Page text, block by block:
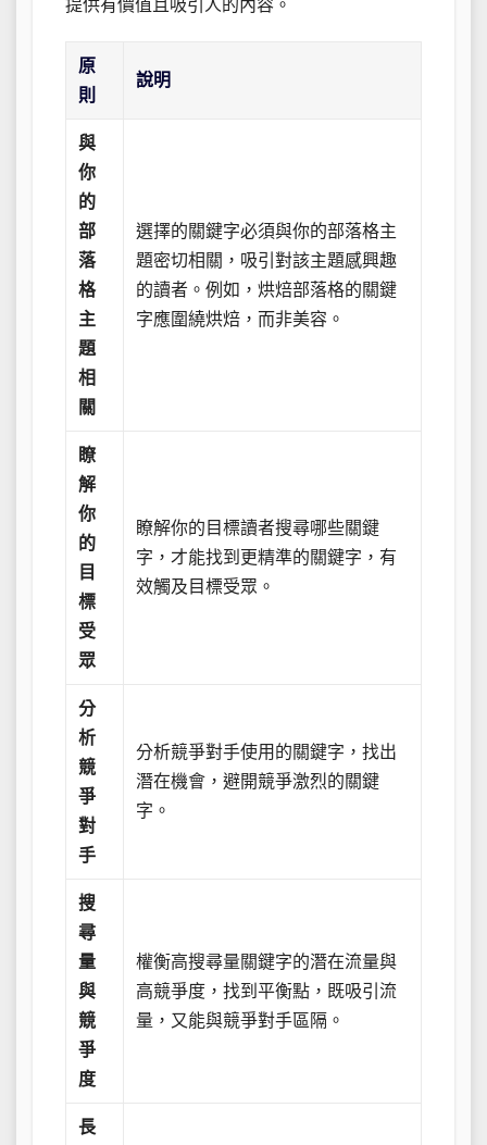
提供有價值且吸引人的內容。
原
則
說明
與
你
的
部
落
格
主
題
相
關
選擇的關鍵字必須與你的部落格主
題密切相關，吸引對該主題感興趣
的讀者。例如，烘焙部落格的關鍵
字應圍繞烘焙，而非美容。
瞭
解
你
的
目
標
受
眾
瞭解你的目標讀者搜尋哪些關鍵
字，才能找到更精準的關鍵字，有
效觸及目標受眾。
分
析
競
爭
對
手
分析競爭對手使用的關鍵字，找出
潛在機會，避開競爭激烈的關鍵
字。
搜
尋
量
與
競
爭
度
權衡高搜尋量關鍵字的潛在流量與
高競爭度，找到平衡點，既吸引流
量，又能與競爭對手區隔。
長